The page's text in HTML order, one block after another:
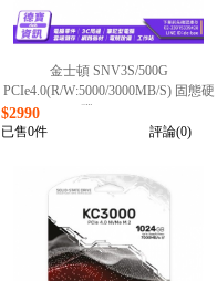
金士頓 SNV3S/500G
PCIe4.0(R/W:5000/3000MB/S) 固態硬
$2990
已售0件 評論(0)